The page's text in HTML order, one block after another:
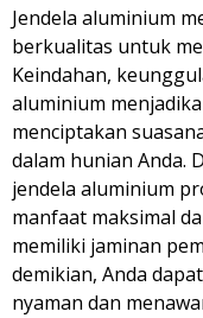
Jendela aluminium
berkualitas untuk
Keindahan,
aluminium
menciptakan
dalam hunian Anda.
jendela aluminium
manfaat maksimal
memiliki jaminan
demikian, Anda
nyaman dan